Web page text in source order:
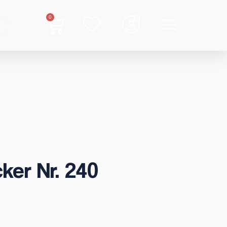
0
Nr. 240